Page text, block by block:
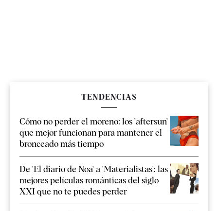
TENDENCIAS
Cómo no perder el moreno: los 'aftersun'
que mejor funcionan para mantener el
bronceado más tiempo
De 'El diario de Noa' a 'Materialistas': las
mejores películas románticas del siglo
XXI que no te puedes perder